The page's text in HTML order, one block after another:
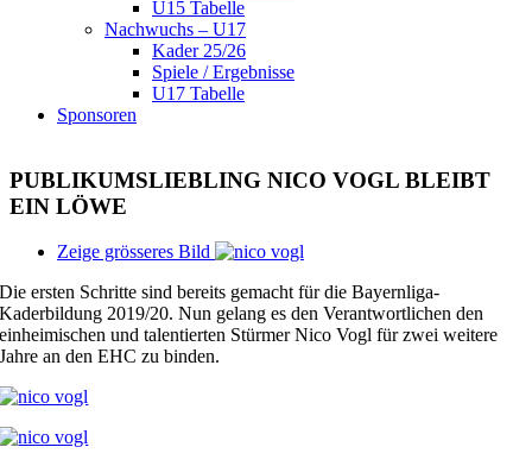
U15 Tabelle
Nachwuchs – U17
Kader 25/26
Spiele / Ergebnisse
U17 Tabelle
Sponsoren
PUBLIKUMSLIEBLING NICO VOGL BLEIBT
EIN LÖWE
Zeige grösseres Bild
Die ersten Schritte sind bereits gemacht für die Bayernliga-
Kaderbildung 2019/20. Nun gelang es den Verantwortlichen den
einheimischen und talentierten Stürmer Nico Vogl für zwei weitere
Jahre an den EHC zu binden.